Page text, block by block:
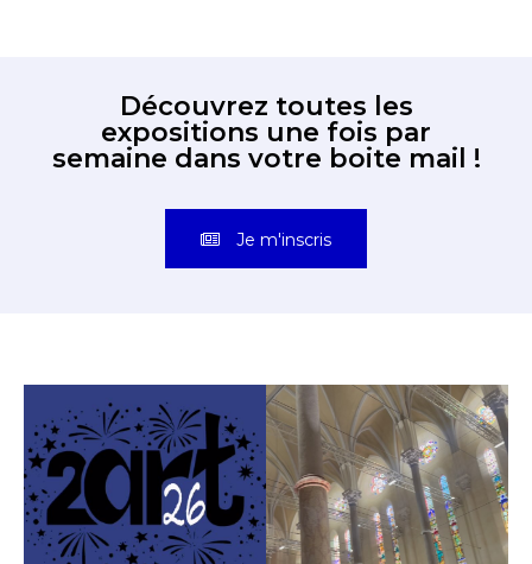
Découvrez toutes les
expositions une fois par
semaine dans votre boite mail !
Je m'inscris